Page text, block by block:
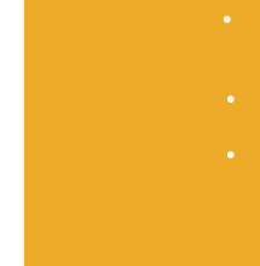
•
•
•